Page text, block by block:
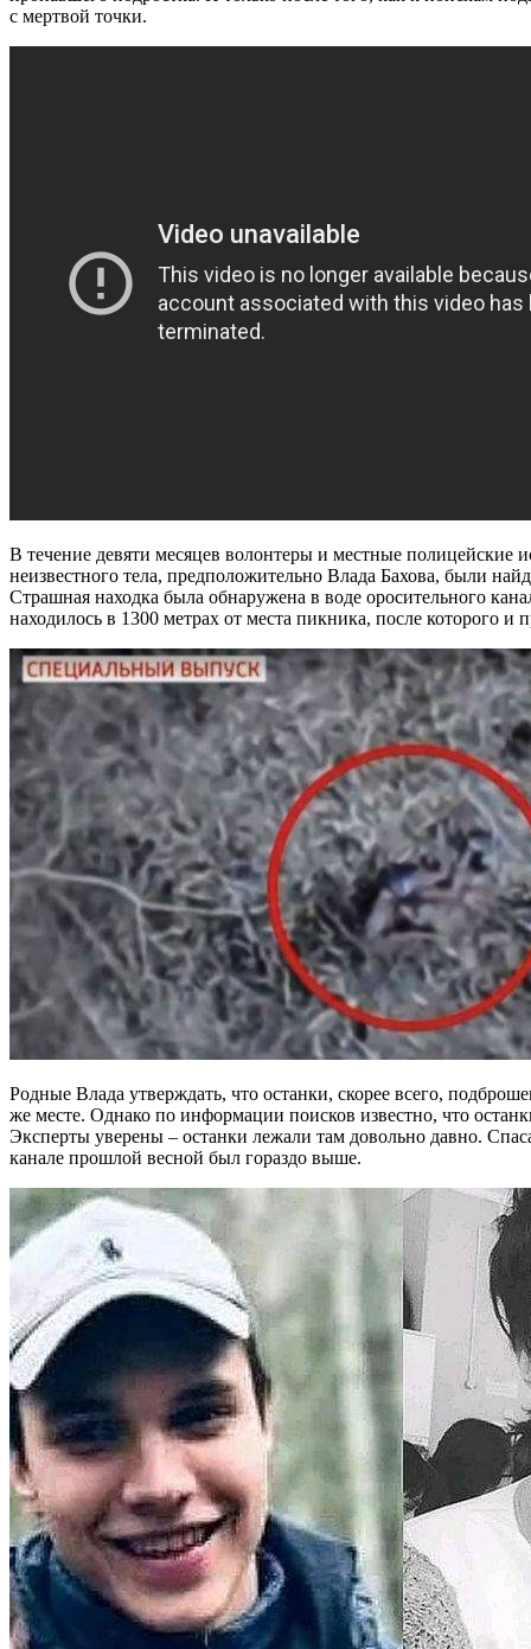
с мертвой точки.
В течение девяти месяцев волонтеры и местные полицейские
неизвестного тела, предположительно Влада Бахова, были
Страшная находка была обнаружена в воде оросительного
находилось в 1300 метрах от места пикника, после которого и
Родные Влада утверждать, что останки, скорее всего,
же месте. Однако по информации поисков известно, что
Эксперты уверены – останки лежали там довольно давно.
канале прошлой весной был гораздо выше.